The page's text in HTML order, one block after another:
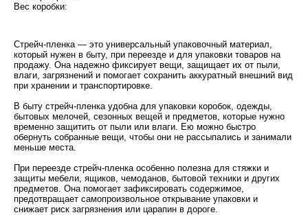
Вес коробки:
Стрейч-пленка — это универсальный упаковочный материал,
который нужен в быту, при переезде и для упаковки товаров на
продажу. Она надежно фиксирует вещи, защищает их от пыли,
влаги, загрязнений и помогает сохранить аккуратный внешний вид
при хранении и транспортировке.
В быту стрейч-пленка удобна для упаковки коробок, одежды,
бытовых мелочей, сезонных вещей и предметов, которые нужно
временно защитить от пыли или влаги. Ею можно быстро
обернуть собранные вещи, чтобы они не рассыпались и занимали
меньше места.
При переезде стрейч-пленка особенно полезна для стяжки и
защиты мебели, ящиков, чемоданов, бытовой техники и других
предметов. Она помогает зафиксировать содержимое,
предотвращает самопроизвольное открывание упаковки и
снижает риск загрязнения или царапин в дороге.